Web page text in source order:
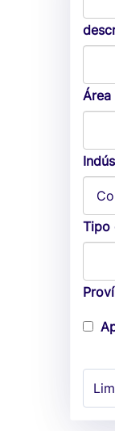
Área
Tipo